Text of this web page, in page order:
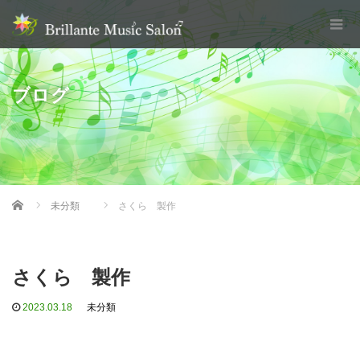
ブログ
Home 未分類 さくら 製作
さくら 製作
2023.03.18 未分類